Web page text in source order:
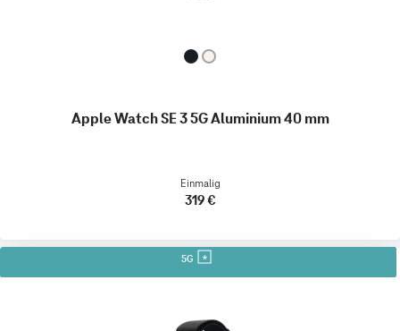
Apple Watch SE 3 5G Aluminium 40 mm
Einmalig
319 €
5G